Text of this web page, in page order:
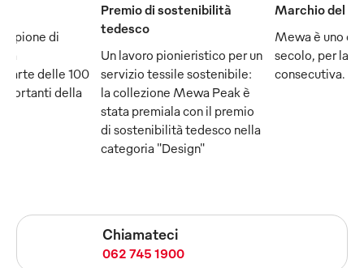
di
fa
delle 100
della
Premio di sostenibilità
tedesco
Un lavoro pionieristico per un
servizio tessile sostenibile:
la collezione Mewa Peak è
stata premiala con il premio
di sostenibilità tedesco nella
categoria "Design"
Marchio del
Mewa è uno
secolo, per la
consecutiva.
Chiamateci
062 745 1900